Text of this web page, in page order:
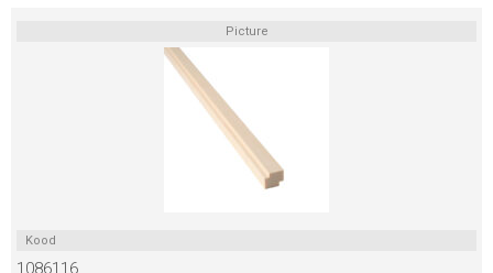
Picture
Kood
1086116